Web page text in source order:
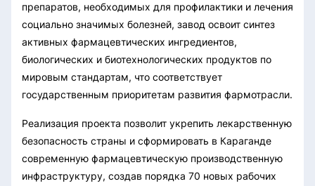
препаратов, необходимых для профилактики и лечения
социально значимых болезней, завод освоит синтез
активных фармацевтических ингредиентов,
биологических и биотехнологических продуктов по
мировым стандартам, что соответствует
государственным приоритетам развития фармотрасли.
Реализация проекта позволит укрепить лекарственную
безопасность страны и сформировать в Караганде
современную фармацевтическую производственную
инфраструктуру, создав порядка 70 новых рабочих